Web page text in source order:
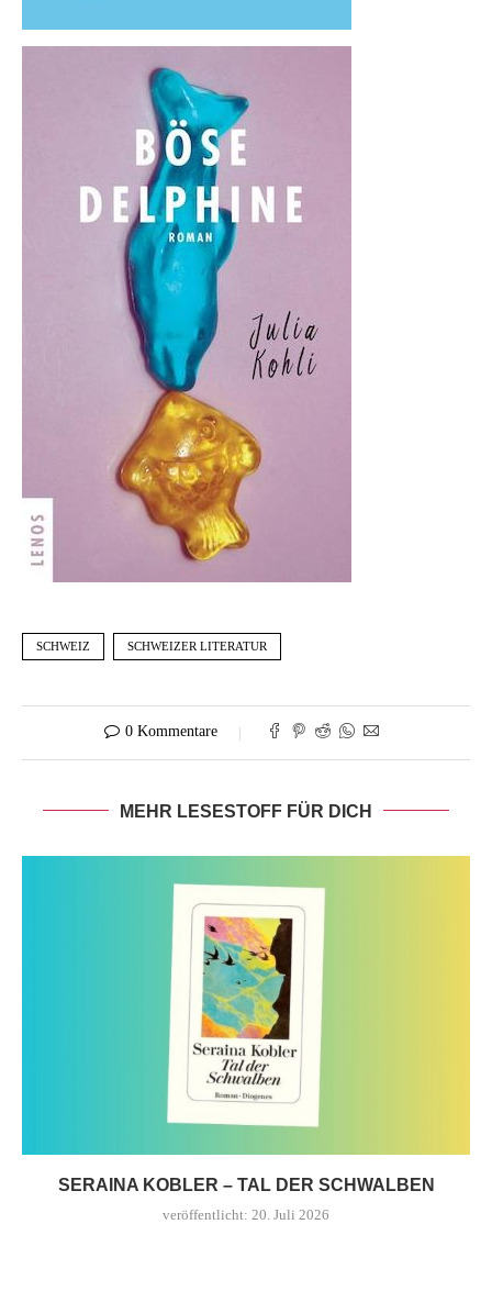
SCHWEIZ SCHWEIZER LITERATUR
0 Kommentare
MEHR LESESTOFF FÜR DICH
SERAINA KOBLER – TAL DER SCHWALBEN
veröffentlicht: 20. Juli 2026